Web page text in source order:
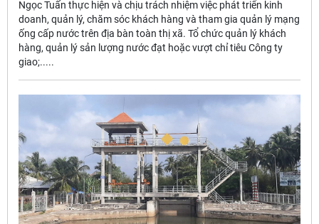
Ngọc Tuấn thực hiện và chịu trách nhiệm việc phát triển kinh
doanh, quản lý, chăm sóc khách hàng và tham gia quản lý mạng
ống cấp nước trên địa bàn toàn thị xã. Tổ chức quản lý khách
hàng, quản lý sản lượng nước đạt hoặc vượt chỉ tiêu Công ty
giao;.....